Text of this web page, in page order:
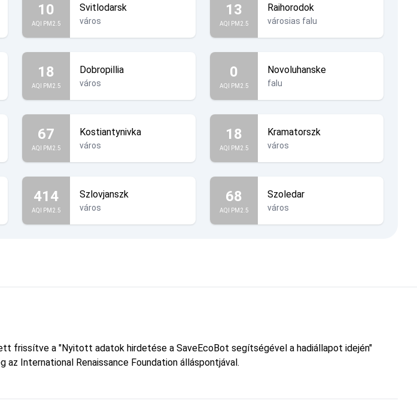
10
AQI PM2.5
Svitlodarsk
város
13
AQI PM2.5
Raihorodok
városias falu
18
AQI PM2.5
Dobropillia
város
0
AQI PM2.5
Novoluhanske
falu
67
AQI PM2.5
Kostiantynivka
város
18
AQI PM2.5
Kramatorszk
város
414
AQI PM2.5
Szlovjanszk
város
68
AQI PM2.5
Szoledar
város
frissítve a "Nyitott adatok hirdetése a SaveEcoBot segítségével a hadiállapot idején"
International Renaissance Foundation álláspontjával.